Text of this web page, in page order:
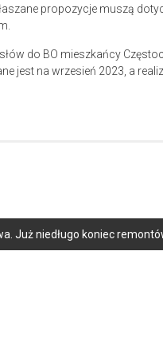
propozycje muszą
do BO mieszkańcy
jest na wrzesień 2023, a
Już niedługo koniec